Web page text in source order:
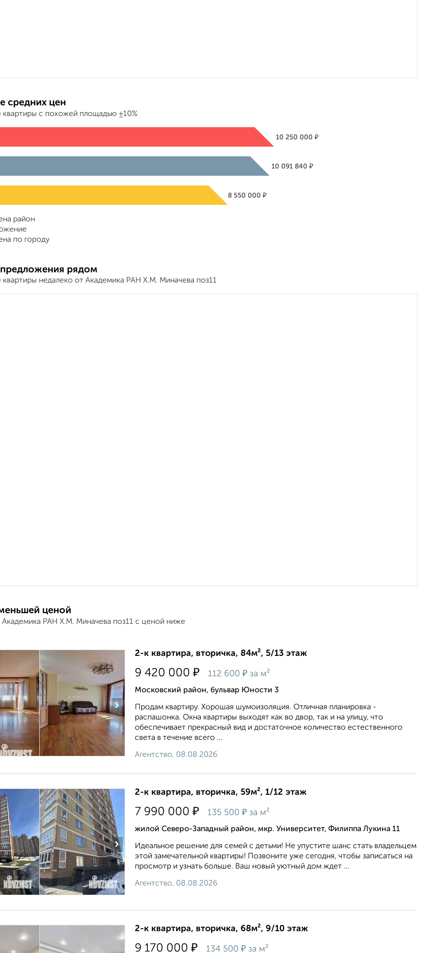
средних цен
квартиры с похожей площадью ±10%
10 250 000₽
10 091 840 ₽
8 550 000 ₽
район
по городу
рядом
квартиры недалеко от Академика РАН Х.М. Миначева поз11
ценой
Академика РАН Х.М. Миначева поз11 с ценой ниже
›
2-к квартира, вторичка, 84м², 5/13 этаж
9 420 000 ₽ 112 600 ₽ за м²
Московский район, бульвар Юности 3
Продам квартиру. Хорошая шумоизоляция. Отличная планиpовкa -
распашонка. Окна квартиры выходят как во двор, так и на улицу, что
обеспечивает прекрасный вид и достаточное количество естественного
света в течение всего ...
Агентство, 08.08.2026
›
2-к квартира, вторичка, 59м², 1/12 этаж
7 990 000 ₽ 135 500 ₽ за м²
жилой Северо-Западный район, мкр. Университет, Филиппа Лукина 11
Идеальное решение для семей с детьми! Не упустите шанс стать владельцем
этой замечательной квартиры! Позвоните уже сегодня, чтобы записаться на
просмотр и узнать больше. Ваш новый уютный дом ждет ...
Агентство, 08.08.2026
2-к квартира, вторичка, 68м², 9/10 этаж
9 170 000 ₽ 134 500 ₽ за м²